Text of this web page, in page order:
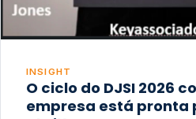
INSIGHT
O ciclo do DJSI 2026
empresa está pronta